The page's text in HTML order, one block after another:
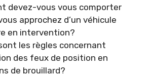
devez-vous vous comporter
approchez d’un véhicule
en intervention?
les règles concernant
des feux de position en
de brouillard?